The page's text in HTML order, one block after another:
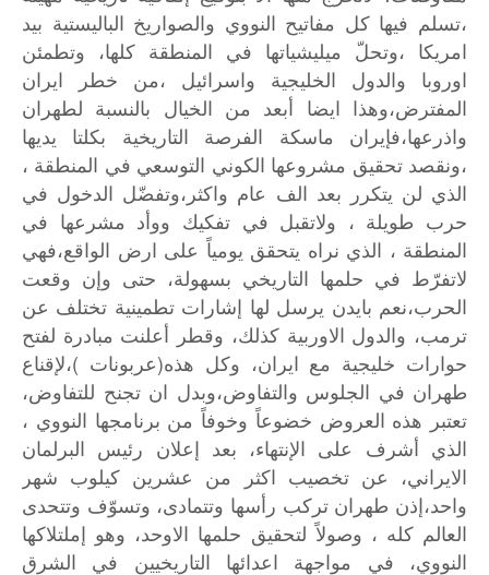
،تسلم فيها كل مفاتيح النووي والصواريخ الباليستية بيد
امريكا
،وتحلّ ميليشياتها في المنطقة كلها،
وتطمئن
اوروبا
والدول الخليجية واسرائيل ،من خطر
ايران
المفترض،وهذا
ايضا أبعد من الخيال بالنسبة
لطهران
واذرعها،فإيران
ماسكة الفرصة التاريخية بكلتا
يديها
،ونقصد تحقيق مشروعها الكوني التوسعي في المنطقة ،
الذي لن يتكرر بعد الف عام واكثر،وتفضّل الدخول في
حرب
طويلة ، ولاتقبل في تفكيك ووأد مشرعها
في
المنطقة ، الذي نراه يتحقق يومياً على ارض الواقع،فهي
لاتفرّط في حلمها التاريخي بسهولة، حتى وإن وقعت
الحرب،نعم بايدن يرسل لها إشارات تطمينية تختلف عن
ترمب، والدول الاوربية كذلك، وقطر أعلنت مبادرة لفتح
حوارات خليجية مع ايران، وكل هذه(عربونات )،لإقناع
طهران في الجلوس والتفاوض،وبدل ان تجنح للتفاوض،
تعتبر
هذه العروض خضوعاً وخوفاً من برنامجها النووي ،
الذي
أشرف على الإنتهاء، بعد إعلان رئيس
البرلمان
الايراني،
عن تخصيب اكثر من عشرين كيلوب
شهر
واحد،إذن طهران تركب رأسها وتتمادى، وتسوّف وتتحدى
العالم كله ، وصولاً لتحقيق حلمها الاوحد، وهو إملتلاكها
النووي،
في مواجهة اعدائها التاريخيين في
الشرق